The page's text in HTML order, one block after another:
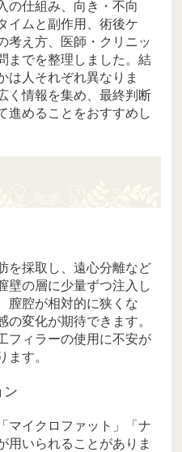
の仕組み、向き・不向
イムと副作用、術後ケ
考え方、医師・クリニッ
までを整理しました。結
は人それぞれ異なりま
く情報を集め、最終判断
進めることをおすすめし
を採取し、遠心分離など
壁の層に少量ずつ注入し
膣腔が相対的に狭くな
の変化が期待できます。
フィラーの使用に不安が
ます。
ン
マイクロファット」「ナ
用いられることがありま